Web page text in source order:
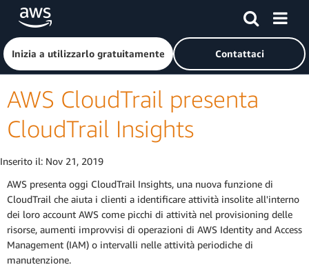
Passa al contenuto principale
Fai clic qui per tornare alla home page di Amazon Web
Inizia a utilizzarlo gratuitamente Contattaci
AWS CloudTrail presenta
CloudTrail Insights
Inserito il: Nov 21, 2019
AWS presenta oggi CloudTrail Insights, una nuova funzione di
CloudTrail che aiuta i clienti a identificare attività insolite all'interno
dei loro account AWS come picchi di attività nel provisioning delle
risorse, aumenti improvvisi di operazioni di AWS Identity and Access
Management (IAM) o intervalli nelle attività periodiche di
manutenzione.